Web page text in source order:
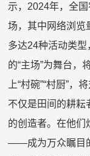
示，2024年，全
场，其中网络浏览
多达24种活动类
的“主场”为舞台，
上“村碗”“村厨”
不仅是田间的耕耘
的创造者。在他们
——成为万众瞩目